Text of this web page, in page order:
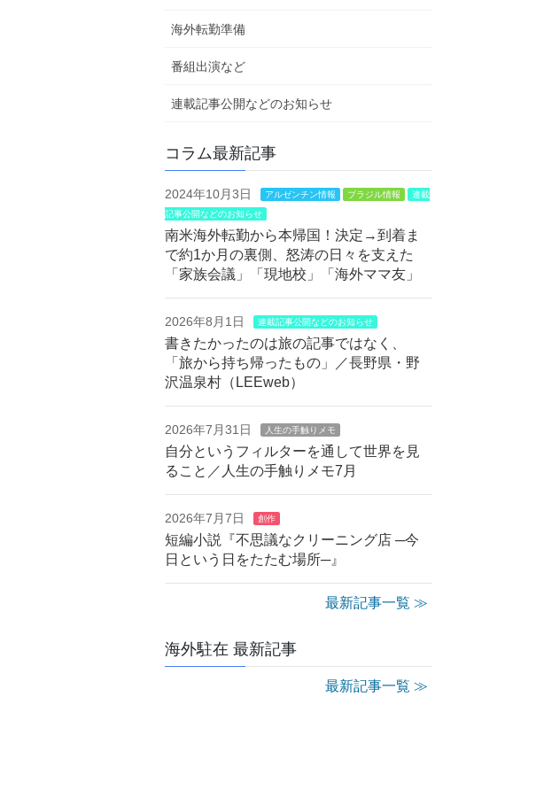
海外転勤準備
番組出演など
連載記事公開などのお知らせ
コラム最新記事
2024年10月3日 アルゼンチン情報 ブラジル情報
連載
記事公開などのお知らせ
南米海外転勤から本帰国！決定→到着ま
で約1か月の裏側、怒涛の日々を支えた
「家族会議」「現地校」「海外ママ友」
2026年8月1日 連載記事公開などのお知らせ
書きたかったのは旅の記事ではなく、
「旅から持ち帰ったもの」／長野県・野
沢温泉村（LEEweb）
2026年7月31日 人生の手触りメモ
自分というフィルターを通して世界を見
ること／人生の手触りメモ7月
2026年7月7日 創作
短編小説『不思議なクリーニング店 ─今
日という日をたたむ場所─』
最新記事一覧 ≫
海外駐在 最新記事
最新記事一覧 ≫